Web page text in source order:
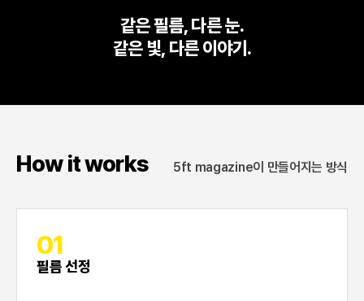
같은 필름, 다른 눈.
같은 빛, 다른 이야기.
How it works 5ft magazine이 만들어지는 방식
01
필름 선정